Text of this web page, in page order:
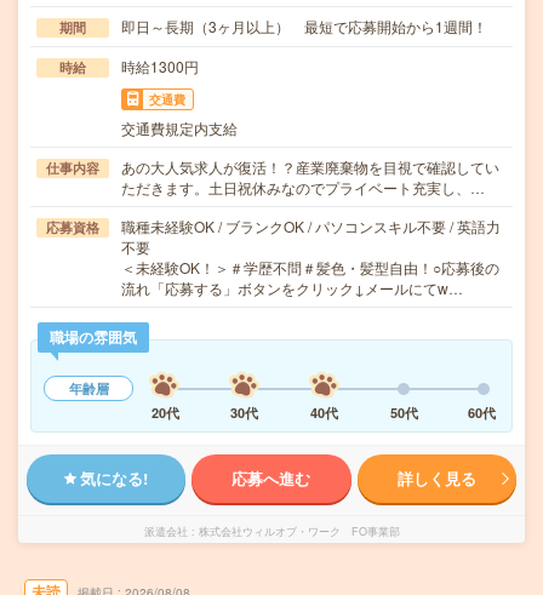
期間 即日～長期（3ヶ月以上） 最短で応募開始から1週間！
時給 時給1300円
交通費
交通費規定内支給
仕事内容
あの大人気求人が復活！？産業廃棄物を目視で確認してい
ただきます。土日祝休みなのでプライベート充実し、…
応募資格
職種未経験OK / ブランクOK / パソコンスキル不要 / 英語力
不要
＜未経験OK！＞＃学歴不問＃髪色・髪型自由！○応募後の
流れ「応募する」ボタンをクリック↓メールにてw…
職場の雰囲気
年齢層
20代
30代 40代 50代 60代
気になる! 応募へ進む 詳しく見る
派遣会社 株式会社ウィルオブ・ワーク FO事業部